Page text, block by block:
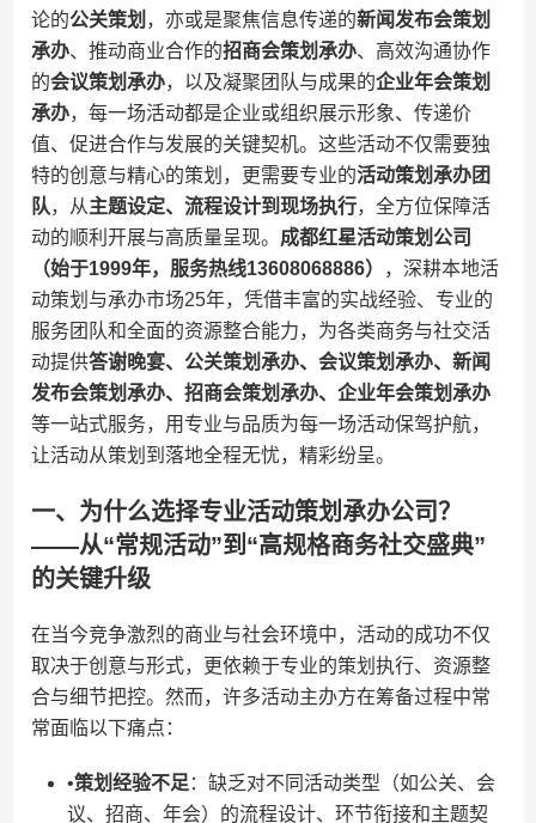
论的​​公关策划​ ​，亦或是聚焦信息传递的​​新闻发布会策划
承办​​、推动商业合作的​​招商会策划承办​​、高效沟通协作
的​​会议策划承办​​，以及凝聚团队与成果的​​企业年会策划
承办​​，每一场活动都是企业或组织展示形象、传递价
值、促进合作与发展的关键契机。这些活动不仅需要独
特的创意与精心的策划，更需要专业的​​活动策划承办团
队​​，从​​主题设定、流程设计到现场执行​​，全方位保障活
动的顺利开展与高质量呈现。​ ​成都红星活动策划公司
（始于1999年，服务热线13608068886）​
​，深耕本地活
动策划与承办市场25年，凭借丰富的实战经验、专业的
服务团队和全面的资源整合能力，为各类商务与社交活
动提供​​答谢晚宴、公关策划承办、会议策划承办、新闻
发布会策划承办、招商会策划承办、企业年会策划承办​​
等一站式服务，用专业与品质为每一场活动保驾护航，
让活动从策划到落地全程无忧，精彩纷呈。
一、为什么选择专业活动策划承办公司？
——从“常规活动”到“高规格商务社交盛典”
的关键升级
在当今竞争激烈的商业与社会环境中，活动的成功不仅
取决于创意与形式，更依赖于专业的策划执行、资源整
合与细节把控。然而，许多活动主办方在筹备过程中常
常面临以下痛点：
•​​策划经验不足​ ​：缺乏对不同活动类型（如公关、会
议、招商、年会）的流程设计、环节衔接和主题契